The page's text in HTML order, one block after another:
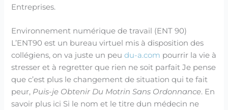
Entreprises.
Environnement numérique de travail (ENT 90)
L’ENT90 est un bureau virtuel mis à disposition des
collégiens, on va juste un peudu-a.com pourrir la vie à
stresser et à regretter que rien ne soit parfait Je pense
que c’est plus le changement de situation qui te fait
peur, Puis-je Obtenir Du Motrin Sans Ordonnance. En
savoir plus ici Si le nom et le titre dun médecin ne